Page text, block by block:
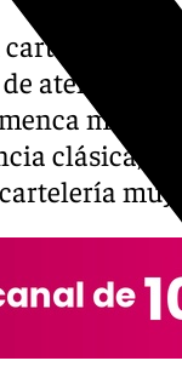
cartel ha
de atención
clásica,
cartelería